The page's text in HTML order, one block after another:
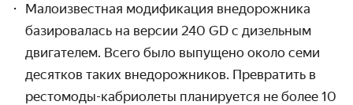
Малоизвестная модификация внедорожника
базировалась на версии 240 GD с дизельным
двигателем. Всего было выпущено около семи
десятков таких внедорожников. Превратить в
рестомоды-кабриолеты планируется не более 10